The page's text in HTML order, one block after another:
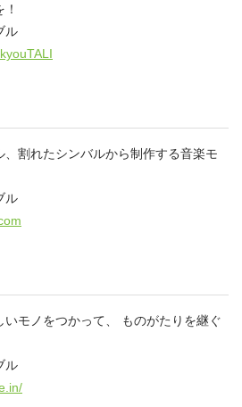
ル
割れたシンバルから制作する音楽モ
ル
モノをつかって、 ものがたりを継ぐ
ル